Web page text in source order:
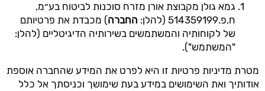
גמא גולן מקבוצת אורן מזרח סוכנות לביטוח בע״מ,
ח.פ.514359199 (להלן:
החברה) מכבדת את פרטיותם
של לקוחותיה והמשתמשים בשירותיה הדיגיטליים (להלן:
"המשתמש").
מטרת מדיניות פרטיות זו היא לפרט את המידע שהחברה אוספת
אודותיך ואת השימושים במידע בעת שימושך וכניסתך אל כלל